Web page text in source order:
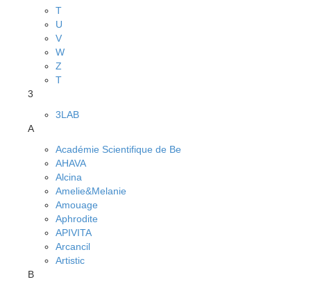
T
U
V
W
Z
Т
3
3LAB
A
Académie Scientifique de Be
AHAVA
Alcina
Amelie&Melanie
Amouage
Aphrodite
APIVITA
Arcancil
Artistic
B